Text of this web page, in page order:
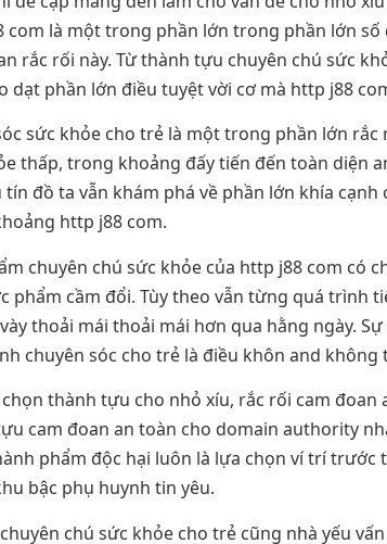
com là một trong phần lớn trong phần lớn
rắc rối này. Từ thành tựu chuyên chú sức
dạt phần lớn điều tuyệt vời cơ mà http j88
sức khỏe cho trẻ là một trong phần lớn
thấp, trong khoảng đấy tiến đến toàn diện
tín đồ ta vẫn khám phá về phần lớn khía
http j88 com.
chuyên chú sức khỏe của http j88 com có
phẩm cầm đổi. Tùy theo vẫn từng quá trình
thoải mái thoải mái hơn qua hằng ngày.
chuyên sóc cho trẻ là điều khôn and
thành tựu cho nhỏ xíu, rắc rối cam
cam đoan an toàn cho domain authority
phẩm độc hại luôn là lựa chọn ví trí trước
bậc phụ huynh tin yêu.
chú sức khỏe cho trẻ cũng nhà yếu